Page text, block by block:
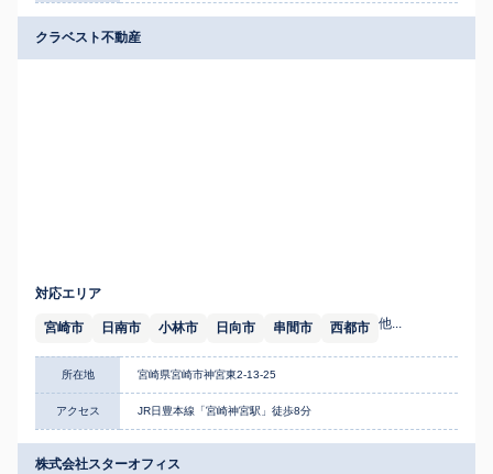
クラベスト不動産
対応エリア
宮崎市 日南市 小林市 日向市 串間市 西都市 他...
所在地 宮崎県宮崎市神宮東2-13-25
アクセス JR日豊本線「宮崎神宮駅」徒歩8分
株式会社スターオフィス